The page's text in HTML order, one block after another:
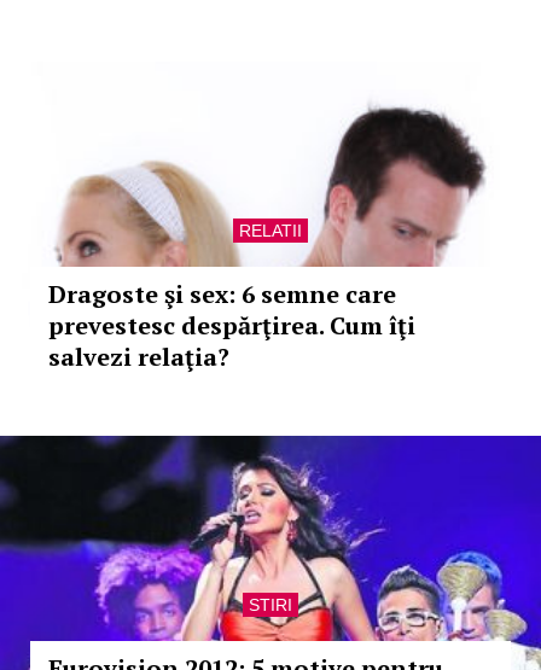
RELATII
Dragoste şi sex: 6 semne care
prevestesc despărţirea. Cum îţi
salvezi relaţia?
STIRI